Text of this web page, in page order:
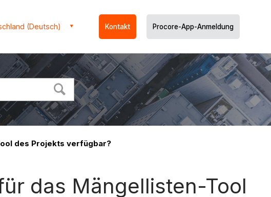
(Deutsch) Kontakt Procore-App-Anmeldung
des Projekts verfügbar?
das Mängellisten-Tool